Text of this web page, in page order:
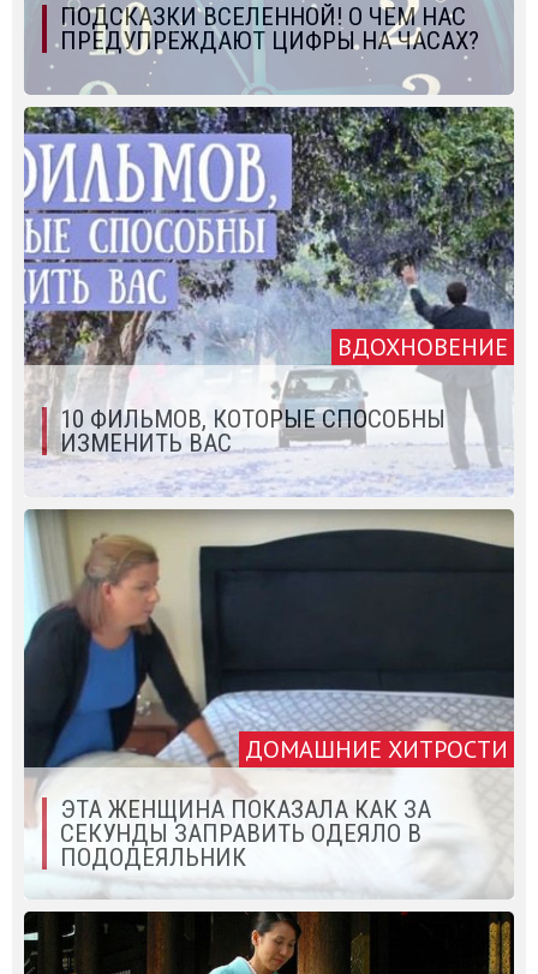
ПОДСКАЗКИ ВСЕЛЕННОЙ! О ЧЕМ НАС
ПРЕДУПРЕЖДАЮТ ЦИФРЫ НА ЧАСАХ?
ВДОХНОВЕНИЕ
10 ФИЛЬМОВ, КОТОРЫЕ СПОСОБНЫ
ИЗМЕНИТЬ ВАС
ДОМАШНИЕ ХИТРОСТИ
ЭТА ЖЕНЩИНА ПОКАЗАЛА КАК ЗА
СЕКУНДЫ ЗАПРАВИТЬ ОДЕЯЛО В
ПОДОДЕЯЛЬНИК